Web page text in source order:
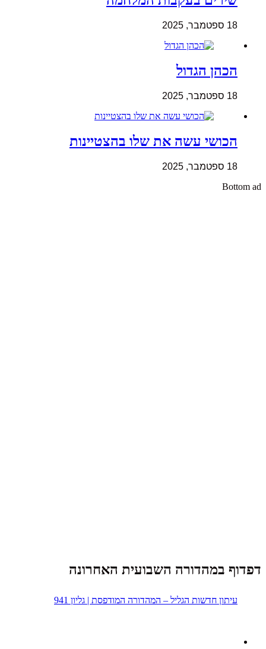
18 ספטמבר, 2025
הכהן הגדול
18 ספטמבר, 2025
הכושי עשה את שלו בהצטיינות
18 ספטמבר, 2025
Bottom ad
דפדוף במהדורה השבועית האחרונה
עיתון חדשות הגליל – המהדורה המודפסת | גליון 941